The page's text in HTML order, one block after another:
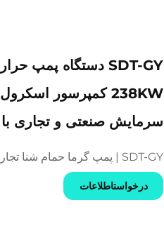
سرمایش صنعتی و تجاری
SDT-GY | پمپ گرما حمام شنا تجاری
درخواستاطلاعات